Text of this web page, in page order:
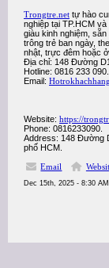
Trongtre.net tự hào
nghiệp tại TP.HCM
giàu kinh nghiệm,
trông trẻ ban ngày,
nhật, trực đêm hoặc ở
Địa chỉ: 148 Đường
Hotline: 0816 233 090.
Email:
Website: https://
Phone: 0816233090.
Address: 148 Đường
phố HCM.
Email
Dec 15th, 2025 - 8:30 AM